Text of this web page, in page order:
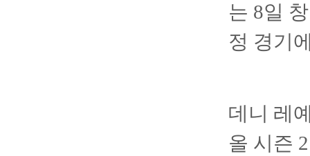
는 8일
정 경기
데니 레
올 시즌